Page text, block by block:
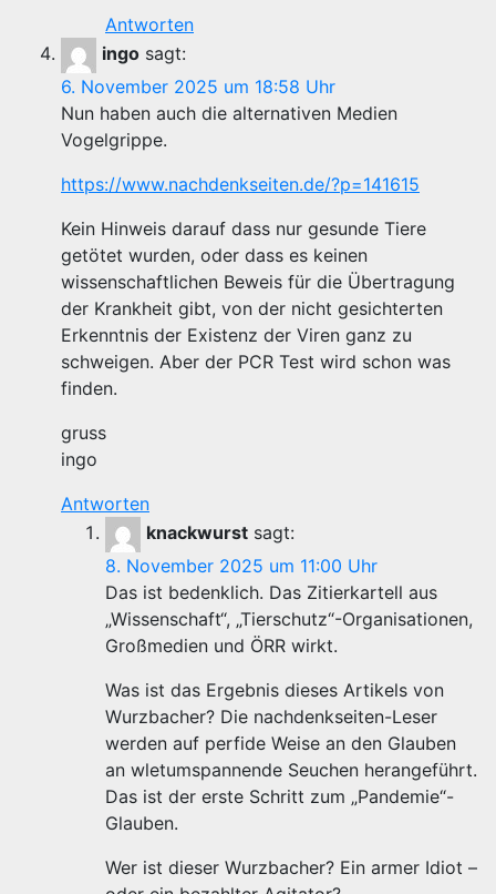
Antworten
ingo sagt:
6. November 2025 um 18:58 Uhr
Nun haben auch die alternativen Medien
Vogelgrippe.
https://www.nachdenkseiten.de/?p=141615
Kein Hinweis darauf dass nur gesunde Tiere
getötet wurden, oder dass es keinen
wissenschaftlichen Beweis für die Übertragung
der Krankheit gibt, von der nicht gesichterten
Erkenntnis der Existenz der Viren ganz zu
schweigen. Aber der PCR Test wird schon was
finden.
gruss
ingo
Antworten
knackwurst sagt:
8. November 2025 um 11:00 Uhr
Das ist bedenklich. Das Zitierkartell aus
„Wissenschaft“, „Tierschutz“-Organisationen,
Großmedien und ÖRR wirkt.
Was ist das Ergebnis dieses Artikels von
Wurzbacher? Die nachdenkseiten-Leser
werden auf perfide Weise an den Glauben
an wletumspannende Seuchen herangeführt.
Das ist der erste Schritt zum „Pandemie“-
Glauben.
Wer ist dieser Wurzbacher? Ein armer Idiot –